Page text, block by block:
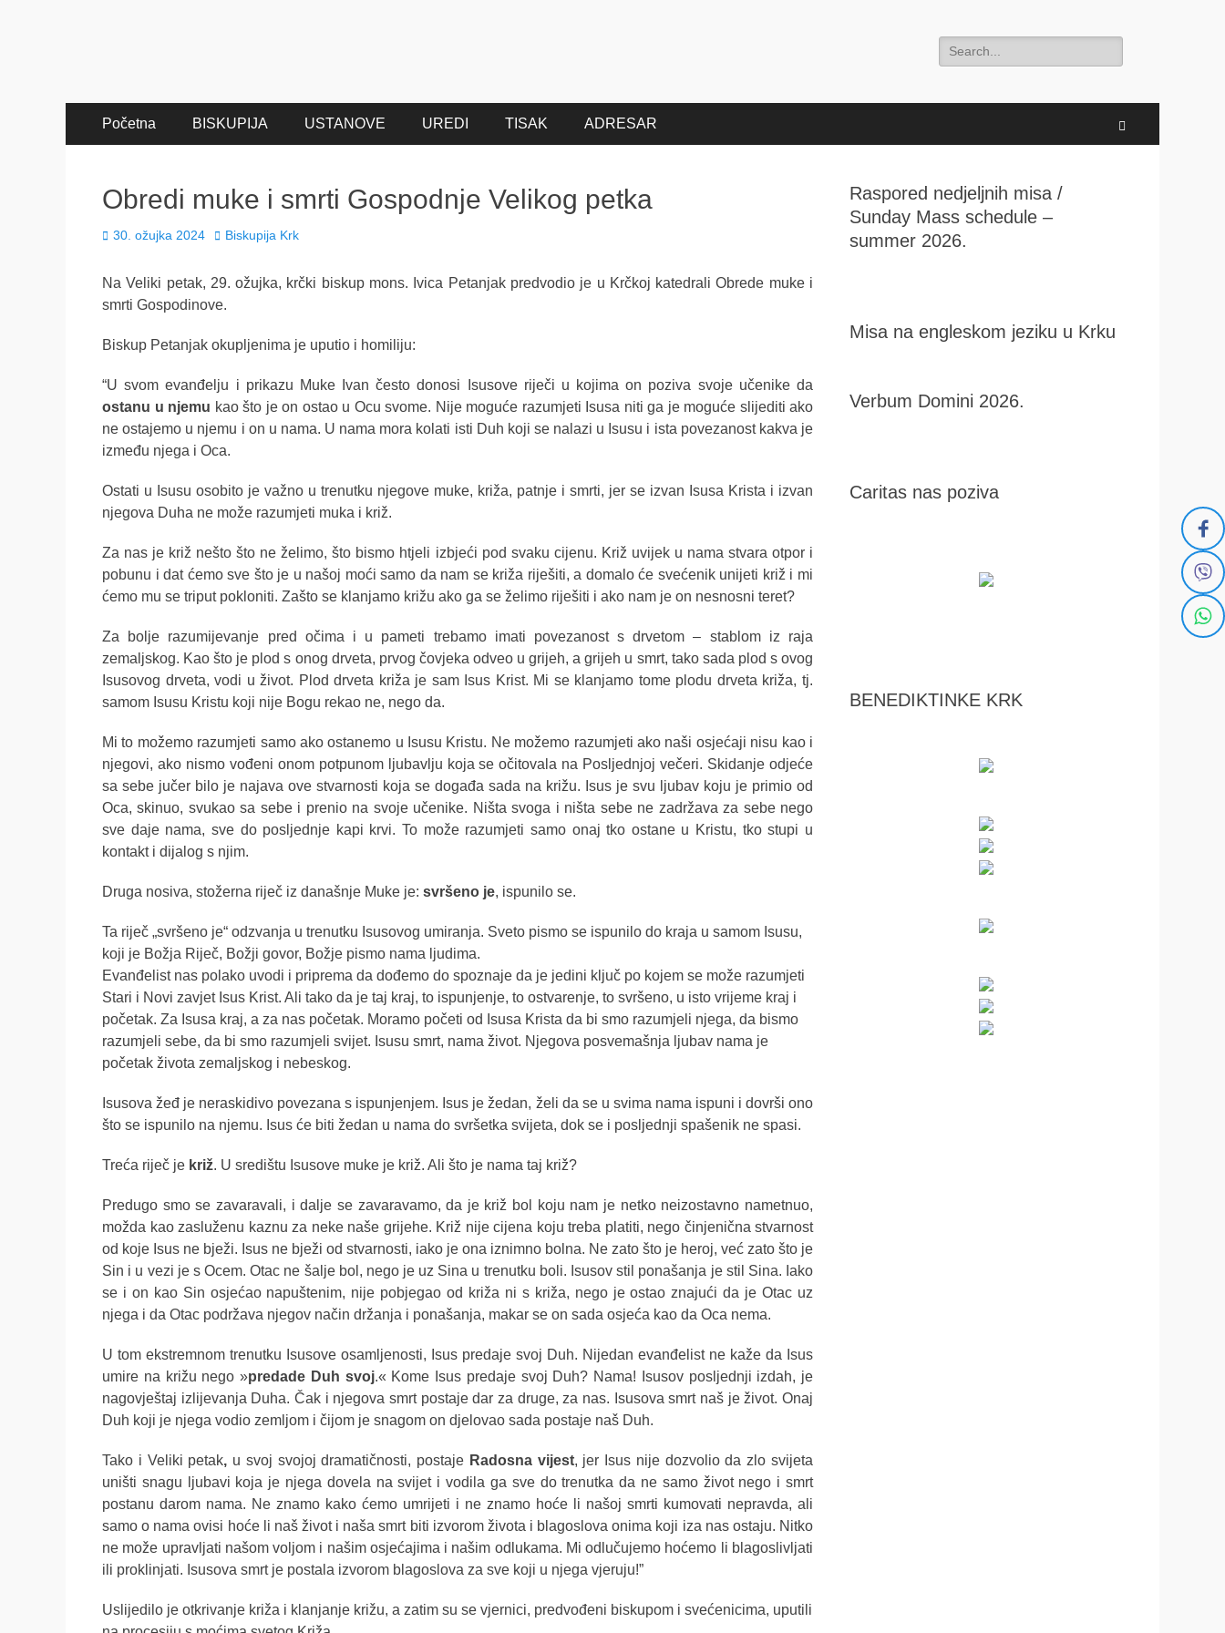
Search
for:
Primary
Menu
Početna BISKUPIJA USTANOVE UREDI TISAK ADRESAR
Obredi muke i smrti Gospodnje Velikog petka
Posted
30. ožujka 2024 Author
Biskupija Krk
Na Veliki petak, 29. ožujka, krčki biskup mons. Ivica Petanjak predvodio je u Krčkoj katedrali Obrede muke i
smrti Gospodinove.
Biskup Petanjak okupljenima je uputio i homiliju:
“U svom evanđelju i prikazu Muke Ivan često donosi Isusove riječi u kojima on poziva svoje učenike da
ostanu u njemu kao što je on ostao u Ocu svome. Nije moguće razumjeti Isusa niti ga je moguće slijediti ako
ne ostajemo u njemu i on u nama. U nama mora kolati isti Duh koji se nalazi u Isusu i ista povezanost kakva je
između njega i Oca.
Ostati u Isusu osobito je važno u trenutku njegove muke, križa, patnje i smrti, jer se izvan Isusa Krista i izvan
njegova Duha ne može razumjeti muka i križ.
Za nas je križ nešto što ne želimo, što bismo htjeli izbjeći pod svaku cijenu. Križ uvijek u nama stvara otpor i
pobunu i dat ćemo sve što je u našoj moći samo da nam se križa riješiti, a domalo će svećenik unijeti križ i mi
ćemo mu se triput pokloniti. Zašto se klanjamo križu ako ga se želimo riješiti i ako nam je on nesnosni teret?
Za bolje razumijevanje pred očima i u pameti trebamo imati povezanost s drvetom – stablom iz raja
zemaljskog. Kao što je plod s onog drveta, prvog čovjeka odveo u grijeh, a grijeh u smrt, tako sada plod s ovog
Isusovog drveta, vodi u život. Plod drveta križa je sam Isus Krist. Mi se klanjamo tome plodu drveta križa, tj.
samom Isusu Kristu koji nije Bogu rekao ne, nego da.
Mi to možemo razumjeti samo ako ostanemo u Isusu Kristu. Ne možemo razumjeti ako naši osjećaji nisu kao i
njegovi, ako nismo vođeni onom potpunom ljubavlju koja se očitovala na Posljednjoj večeri. Skidanje odjeće
sa sebe jučer bilo je najava ove stvarnosti koja se događa sada na križu. Isus je svu ljubav koju je primio od
Oca, skinuo, svukao sa sebe i prenio na svoje učenike. Ništa svoga i ništa sebe ne zadržava za sebe nego
sve daje nama, sve do posljednje kapi krvi. To može razumjeti samo onaj tko ostane u Kristu, tko stupi u
kontakt i dijalog s njim.
Druga nosiva, stožerna riječ iz današnje Muke je: svršeno je, ispunilo se.
Ta riječ „svršeno je“ odzvanja u trenutku Isusovog umiranja. Sveto pismo se ispunilo do kraja u samom Isusu,
koji je Božja Riječ, Božji govor, Božje pismo nama ljudima.
Evanđelist nas polako uvodi i priprema da dođemo do spoznaje da je jedini ključ po kojem se može razumjeti
Stari i Novi zavjet Isus Krist. Ali tako da je taj kraj, to ispunjenje, to ostvarenje, to svršeno, u isto vrijeme kraj i
početak. Za Isusa kraj, a za nas početak. Moramo početi od Isusa Krista da bi smo razumjeli njega, da bismo
razumjeli sebe, da bi smo razumjeli svijet. Isusu smrt, nama život. Njegova posvemašnja ljubav nama je
početak života zemaljskog i nebeskog.
Isusova žeđ je neraskidivo povezana s ispunjenjem. Isus je žedan, želi da se u svima nama ispuni i dovrši ono
što se ispunilo na njemu. Isus će biti žedan u nama do svršetka svijeta, dok se i posljednji spašenik ne spasi.
Treća riječ je križ. U središtu Isusove muke je križ. Ali što je nama taj križ?
Predugo smo se zavaravali, i dalje se zavaravamo, da je križ bol koju nam je netko neizostavno nametnuo,
možda kao zasluženu kaznu za neke naše grijehe. Križ nije cijena koju treba platiti, nego činjenična stvarnost
od koje Isus ne bježi. Isus ne bježi od stvarnosti, iako je ona iznimno bolna. Ne zato što je heroj, već zato što je
Sin i u vezi je s Ocem. Otac ne šalje bol, nego je uz Sina u trenutku boli. Isusov stil ponašanja je stil Sina. Iako
se i on kao Sin osjećao napuštenim, nije pobjegao od križa ni s križa, nego je ostao znajući da je Otac uz
njega i da Otac podržava njegov način držanja i ponašanja, makar se on sada osjeća kao da Oca nema.
U tom ekstremnom trenutku Isusove osamljenosti, Isus predaje svoj Duh. Nijedan evanđelist ne kaže da Isus
umire na križu nego »predade Duh svoj.« Kome Isus predaje svoj Duh? Nama! Isusov posljednji izdah, je
nagovještaj izlijevanja Duha. Čak i njegova smrt postaje dar za druge, za nas. Isusova smrt naš je život. Onaj
Duh koji je njega vodio zemljom i čijom je snagom on djelovao sada postaje naš Duh.
Tako i Veliki petak, u svoj svojoj dramatičnosti, postaje Radosna vijest, jer Isus nije dozvolio da zlo svijeta
uništi snagu ljubavi koja je njega dovela na svijet i vodila ga sve do trenutka da ne samo život nego i smrt
postanu darom nama. Ne znamo kako ćemo umrijeti i ne znamo hoće li našoj smrti kumovati nepravda, ali
samo o nama ovisi hoće li naš život i naša smrt biti izvorom života i blagoslova onima koji iza nas ostaju. Nitko
ne može upravljati našom voljom i našim osjećajima i našim odlukama. Mi odlučujemo hoćemo li blagoslivljati
ili proklinjati. Isusova smrt je postala izvorom blagoslova za sve koji u njega vjeruju!”
Uslijedilo je otkrivanje križa i klanjanje križu, a zatim su se vjernici, predvođeni biskupom i svećenicima, uputili
Raspored nedjeljnih misa /
Sunday Mass schedule –
summer 2026.
Misa na engleskom jeziku u Krku
Verbum Domini 2026.
Caritas nas poziva
BENEDIKTINKE KRK